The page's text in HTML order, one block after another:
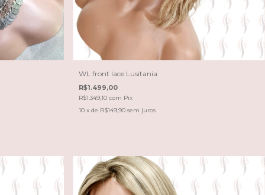
WL front lace Lusitania
R$1.499,00
R$1.349,10com Pix
10 x de R$149,90 sem juros